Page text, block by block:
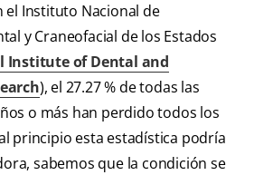
el Instituto Nacional de
y Craneofacial de los Estados
Institute of Dental and
), el 27.27 % de todas las
o más han perdido todos los
principio esta estadística podría
sabemos que la condición se